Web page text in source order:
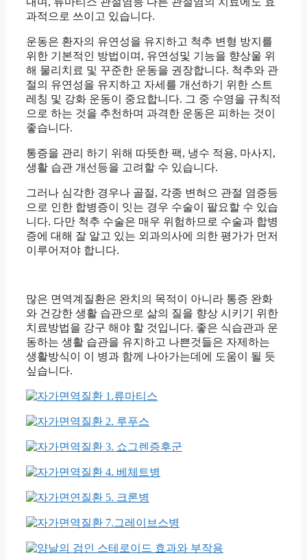
과적으로 쓰이고 있습니다.
운동은 환자의 유연성을 유지하고 척추 변형 방지를
위한 기본적인 방법이며, 유연성및 기능을 향상울 위
해 물리치료 및 꾸준한 운동을 권장합니다. 척추와 관
절의 유연성을 유지하고 자세를 개선하기 위한 스트
레칭 및 강화 운동이 중요합니다. 그 중 수영을 규칙적
으로 하는 것을 추천하며 과격한 운동은 피하는 것이
좋습니다.
통증을 관리 하기 위해 따뜻한 팩, 냉수 적용, 마사지,
생활 습관 개선등을 고려할 수 있습니다.
그러나 심각한 경우나 골절, 각종 변혀으 관절 염증등
으로 인한 합병증이 잇는 경우 수술이 팔요할 수 있습
니다. 다만 척추 수술은 매우 위험하므로 수술과 합병
증에 대해 잘 알고 있는 외과의사에 의한 평가가 먼저
이루어져야 합니다.
많은 면역계질환은 완치의 목적이 아니라 통증 완화
와 건강한 생활 습관으로 삶의 질을 향상 시키기 위한
치료방법을 강구 해야 할 것입니다. 좋은 식습관과 운
동하는 생활 습관을 유지하고 나쁜것들은 자제하는
생활방식이 이 병과 함께 나아가는데에 도움이 될 듯
싶습니다.